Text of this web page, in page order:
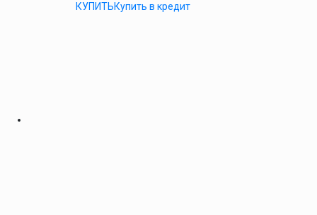
КУПИТЬКупить в кредит